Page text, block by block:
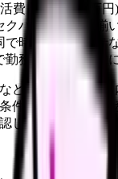
費 (= 100-200 万
クハラの証拠が揃
で時間軸が動かせ
勤務継続が物理的
ど判断に影響す
件は公的機関・
してください。